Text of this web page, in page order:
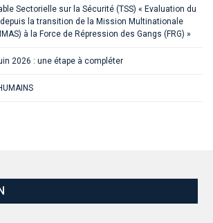
Sectorielle sur la Sécurité (TSS) « Evaluation du
la transition de la Mission Multinationale
à la Force de Répression des Gangs (FRG) »
2026 : une étape à compléter